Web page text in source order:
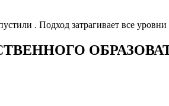
. Подход затрагивает все